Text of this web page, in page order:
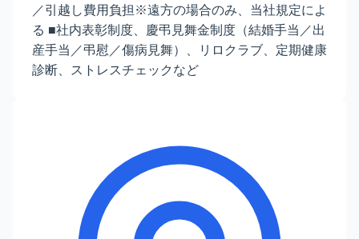
／引越し費用負担※遠方の場合のみ、当社規定によ
る ■社内表彰制度、慶弔見舞金制度（結婚手当／出
産手当／弔慰／傷病見舞）、リロクラブ、定期健康
診断、ストレスチェックなど